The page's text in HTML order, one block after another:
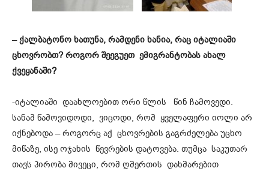
–ქალბატონო ხათუნა, რამდენი ხანია, რაც იტალიაში
ცხოვრობთ? როგორ შეეგუეთ ემიგრანტობას ახალ
ქვეყანაში?
-იტალიაში დაახლოებით ორი წლის წინ ჩამოვედი.
სანამ წამოვიდოდი, ვიცოდი, რომ ყველაფერი იოლი არ
იქნებოდა – როგორც აქ ცხოვრების გაგრძელება უცხო
მიწაზე, ისე ოჯახის წევრების დატოვება. თუმცა საკუთარ
თავს პირობა მივეცი, რომ ღმერთის დახმარებით